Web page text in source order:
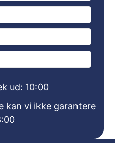
ud: 10:00
kan vi ikke garantere